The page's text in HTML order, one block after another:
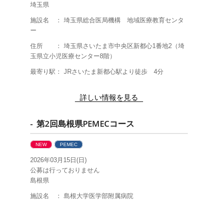
埼玉県
施設名 ： 埼玉県総合医局機構 地域医療教育センタ
ー
住所 ： 埼玉県さいたま市中央区新都心1番地2 （埼
玉県立小児医療センター8階）
最寄り駅： JRさいたま新都心駅より徒歩4分
詳しい情報を見る
- 第2回島根県PEMECコース
NEW PEMEC
2026年03月15日(日)
公募は行っておりません
島根県
施設名 ： 島根大学医学部附属病院